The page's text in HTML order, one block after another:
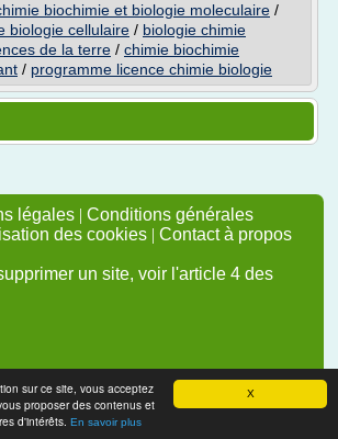
X
sur ce site, vous acceptez
proposer des contenus et
d'intérêts. En savoir plus
biochimie et biologie moleculaire /
biologie cellulaire / biologie chimie
de la terre / chimie biochimie
/ programme licence chimie biologie
légales | Conditions générales
des cookies | Contact à propos
un site, voir l'article 4 des